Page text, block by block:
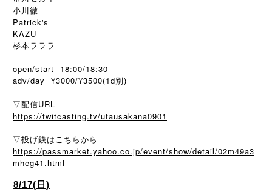
小川徹
Patrick's
KAZU
杉本ラララ
open/start 18:00/18:30
adv/day ¥3000/¥3500(1d別)
▽配信URL
https://twitcasting.tv/utausakana0901
▽投げ銭はこちらから
https://passmarket.yahoo.co.jp/event/show/detail/02m49a3
mheg41.html
8/17(日)